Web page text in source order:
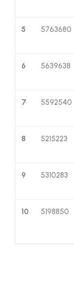
5 5763680
6 5639638
7 5592540
8 5215223
9 5310283
10 5198850